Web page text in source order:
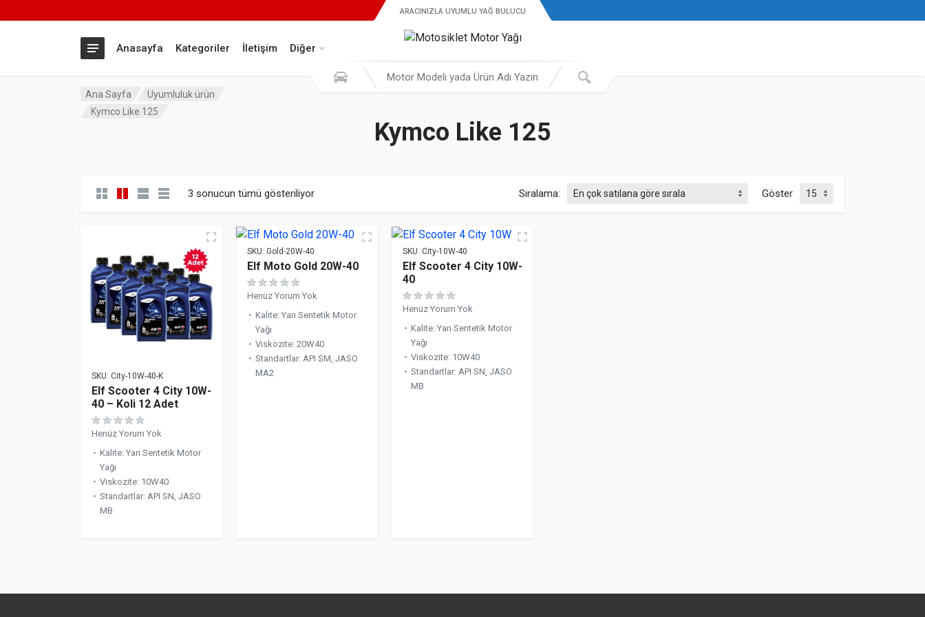
Anasayfa Kategoriler İletişim Diğer
ARACINIZLA UYUMLU YAĞ BULUCU
Ana Sayfa
Uyumluluk ürün
Kymco Like 125
Kymco Like 125
3 sonucun tümü gösteriliyorPopülerliğe göre sıralandı Sıralama: Göster
SKU: City-10W-40-K
Elf Scooter 4 City 10W-
40 – Koli 12 Adet
Henüz Yorum Yok
Kalite: Yarı Sentetik Motor
Yağı
Viskozite: 10W40
Standartlar: API SN, JASO
MB
SKU: Gold-20W-40
Elf Moto Gold 20W-40
Henüz Yorum Yok
Kalite: Yarı Sentetik Motor
Yağı
Viskozite: 20W40
Standartlar: API SM, JASO
MA2
SKU: City-10W-40
Elf Scooter 4 City 10W-
40
Henüz Yorum Yok
Kalite: Yarı Sentetik Motor
Yağı
Viskozite: 10W40
Standartlar: API SN, JASO
MB